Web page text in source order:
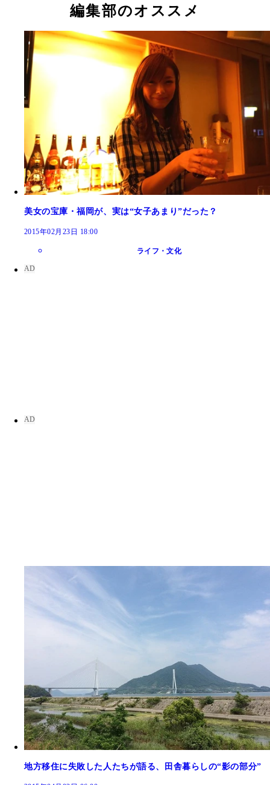
編集部のオススメ
美女の宝庫・福岡が、実は“女子あまり”だった？
2015年02月23日 18:00
ライフ・文化
地方移住に失敗した人たちが語る、田舎暮らしの“影の部分”